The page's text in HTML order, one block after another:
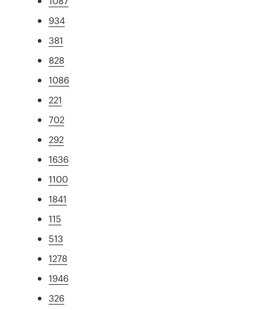
934
381
828
1086
221
702
292
1636
1100
1841
115
513
1278
1946
326